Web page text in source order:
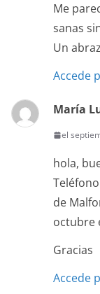
Me
sanas
Un
Accede
María
el
hola,
de
octubre
Gracias
Accede